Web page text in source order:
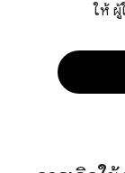
ให้ ผู้